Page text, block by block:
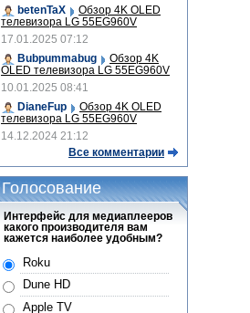
betenTaX
Обзор 4K OLED
телевизора LG 55EG960V
17.01.2025 07:12
Bubpummabug
Обзор 4K
OLED телевизора LG 55EG960V
10.01.2025 08:41
DianeFup
Обзор 4K OLED
телевизора LG 55EG960V
14.12.2024 21:12
Все комментарии
Голосование
Интерфейс для медиаплееров
какого производителя вам
кажется наиболее удобным?
Roku
Dune HD
Apple TV